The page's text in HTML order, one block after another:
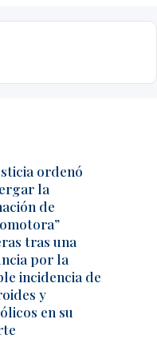
ordenó
la
de
tras una
por la
incidencia de
y
en su